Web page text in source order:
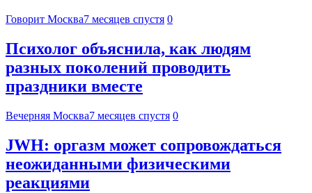
Говорит Москва7 месяцев спустя 0
Психолог объяснила, как людям
разных поколений проводить
праздники вместе
Вечерняя Москва7 месяцев спустя 0
JWH: оргазм может сопровождаться
неожиданными физическими
реакциями